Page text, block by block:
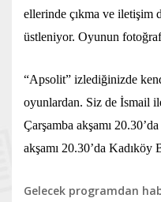
ellerinde çıkma ve iletişim
üstleniyor. Oyunun
“Apsolit” izlediğinizde
oyunlardan. Siz de İsmail
Çarşamba akşamı
akşamı 20.30’da Kadıköy
Gelecek programdan